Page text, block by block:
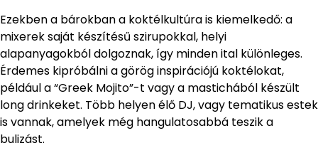
Ezekben a bárokban a koktélkultúra is kiemelkedő: a
mixerek saját készítésű szirupokkal, helyi
alapanyagokból dolgoznak, így minden ital különleges.
Érdemes kipróbálni a görög inspirációjú koktélokat,
például a “Greek Mojito”-t vagy a mastichából készült
long drinkeket. Több helyen élő DJ, vagy tematikus estek
is vannak, amelyek még hangulatosabbá teszik a
bulizást.